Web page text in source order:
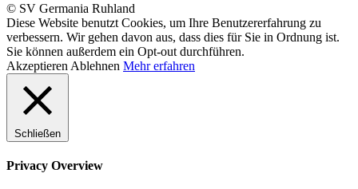
© SV Germania Ruhland
Diese Website benutzt Cookies, um Ihre Benutzererfahrung zu
verbessern. Wir gehen davon aus, dass dies für Sie in Ordnung ist.
Sie können außerdem ein Opt-out durchführen.
Akzeptieren Ablehnen Mehr erfahren
Schließen
Privacy Overview